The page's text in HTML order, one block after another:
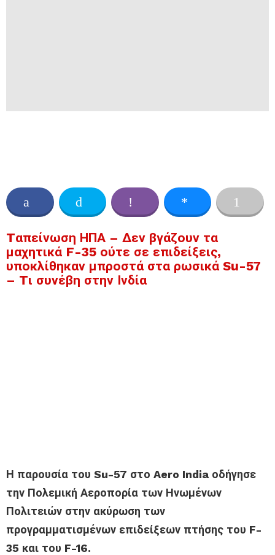
Tαπείνωση ΗΠΑ – Δεν βγάζουν τα
μαχητικά F-35 ούτε σε επιδείξεις,
υποκλίθηκαν μπροστά στα ρωσικά Su-57
– Tι συνέβη στην Ινδία
Η παρουσία του Su-57 στο Aero India οδήγησε
την Πολεμική Αεροπορία των Ηνωμένων
Πολιτειών στην ακύρωση των
προγραμματισμένων επιδείξεων πτήσης του F-
35 και του F-16.